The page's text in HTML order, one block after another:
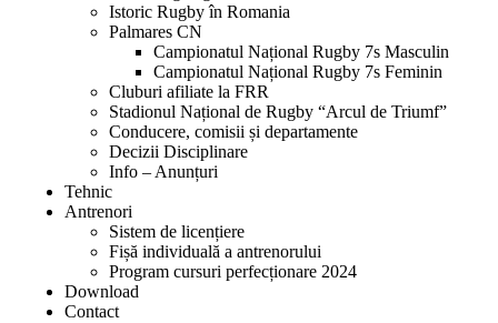
Istoric Rugby în Romania
Palmares CN
Campionatul Național Rugby 7s Masculin
Campionatul Național Rugby 7s Feminin
Cluburi afiliate la FRR
Stadionul Național de Rugby “Arcul de Triumf”
Conducere, comisii și departamente
Decizii Disciplinare
Info – Anunțuri
Tehnic
Antrenori
Sistem de licențiere
Fișă individuală a antrenorului
Program cursuri perfecționare 2024
Download
Contact